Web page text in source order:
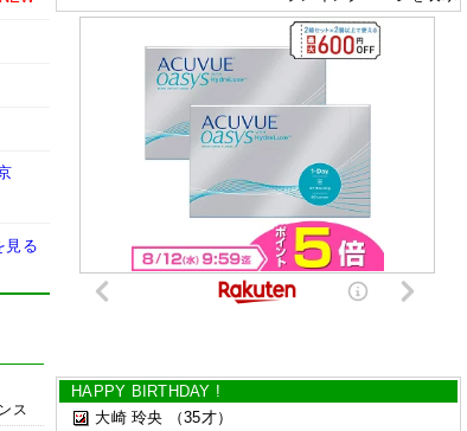
見る
ス
HAPPY BIRTHDAY !
大崎 玲央
（35才）